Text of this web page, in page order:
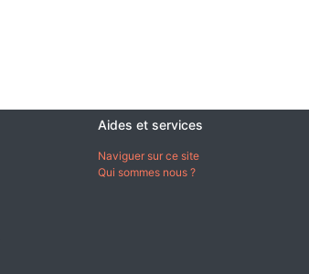
Aides et services
Naviguer sur ce site
Qui sommes nous ?